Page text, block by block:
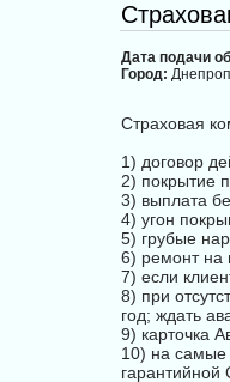
Дата подачи
Город:
Страховая
1) договор
2) покрытие
3) выплата
4) угон
5) грубые
6) ремонт на
7) если
8) при
год; ждать
9) карточка
10) на самые